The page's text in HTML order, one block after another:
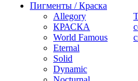
Пигменты / Краска
Allegory
КРАСКА
World Famous
Eternal
Solid
Dynamic